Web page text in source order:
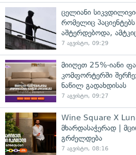
ცელიანი
რომელიც
აშტერდებოდა,
7 აგვისტო, 09:29
მიიღეთ 25%-იანი
კომფორტერში
ნაწილ გადახდისას
7 აგვისტო, 09:27
Wine Square X
მხარდასაჭერად |
გრძელდება
7 აგვისტო, 08:16